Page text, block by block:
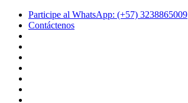
Participe al WhatsApp: (+57) 3238865009
Contáctenos